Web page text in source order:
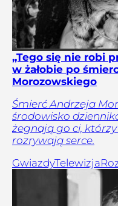
„Tego się nie robi
w żałobie po
Morozowskiego
Śmierć Andrzeja
środowisko
żegnają go ci,
rozrywają serce.
GwiazdyTelewizja